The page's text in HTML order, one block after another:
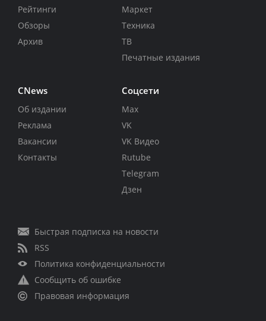
Рейтинги
Обзоры
Архив
Маркет
Техника
ТВ
Печатные издания
CNews
Об издании
Реклама
Вакансии
Контакты
Соцсети
Max
VK
VK Видео
Rutube
Telegram
Дзен
Быстрая подписка на новости
RSS
Политика конфиденциальности
Сообщить об ошибке
Правовая информация